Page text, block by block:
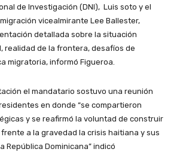
de Investigación (DNI), Luis soto y el
vicealmirante Lee Ballester,
detallada sobre la situación
realidad de la frontera, desafíos de
migratoria, informó Figueroa.
el mandatario sostuvo una reunión
en donde “se compartieron
y se reafirmó la voluntad de construir
a la gravedad la crisis haitiana y sus
República Dominicana” indicó